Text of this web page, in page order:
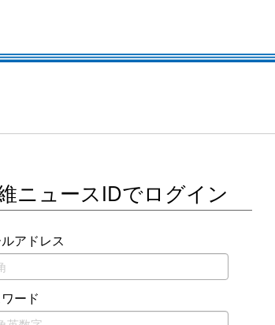
ニュースIDでログイン
アドレス
ード